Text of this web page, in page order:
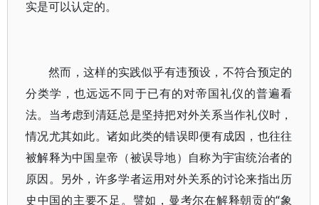
实是可以认定的。
然而，这样的实践似乎有违预设，不符合预定的
分类学，也远远不同于已有的对帝国礼仪的普遍看
法。当考虑到清廷总是坚持把对外关系当作礼仪时，
情况尤其如此。诸如此类的错误即便有成因，也往往
被解释为中国皇帝（被误导地）自称为宇宙统治者的
原因。另外，许多学者运用对外关系的讨论来指出历
史中国的主要不足。譬如，曼考尔在解释朝贡的“象